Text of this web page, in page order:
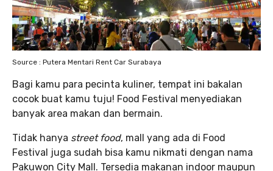
Source : Putera Mentari Rent Car Surabaya
Bagi kamu para pecinta kuliner, tempat ini bakalan
cocok buat kamu tuju! Food Festival menyediakan
banyak area makan dan bermain.
Tidak hanya street food, mall yang ada di Food
Festival juga sudah bisa kamu nikmati dengan nama
Pakuwon City Mall. Tersedia makanan indoor maupun